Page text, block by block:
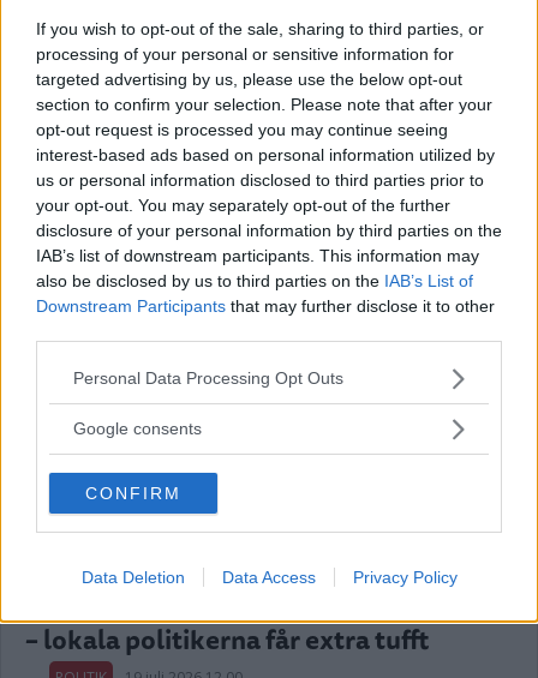
If you wish to opt-out of the sale, sharing to third parties, or
processing of your personal or sensitive information for
targeted advertising by us, please use the below opt-out
section to confirm your selection. Please note that after your
opt-out request is processed you may continue seeing
interest-based ads based on personal information utilized by
us or personal information disclosed to third parties prior to
your opt-out. You may separately opt-out of the further
disclosure of your personal information by third parties on the
IAB’s list of downstream participants. This information may
also be disclosed by us to third parties on the IAB’s List of
Downstream Participants that may further disclose it to other
Please note that this website/app uses one or more Google
not limited to your visit or usage behaviour. You may click to
use your data for below specified purposes in below Google
consent section.
Personal Data Processing Opt Outs
Google consents
CONFIRM
Data Deletion Data Access Privacy Policy
Hilda Helmersson (C) om våld i ungas
nära relationer: "Mörkertalet är stort”
22 juli 2026 18.00
Annons:
Var tredje kvinna utsatt för våld –
toppolitiker vill se ökat stöd
POLITIK 21 juli 2026 04.00
– lokala politikerna får extra tufft